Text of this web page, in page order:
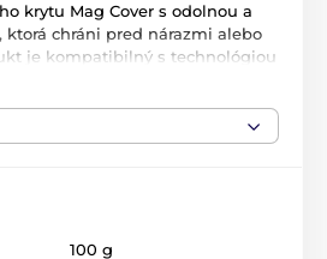
krytu Mag Cover s odolnou a
ktorá chráni pred nárazmi alebo
je kompatibilný s technológiou
pre iPhone je zárukou
a úplného pohodlia. Podporuje
umožňuje doplniť batériu
100 g